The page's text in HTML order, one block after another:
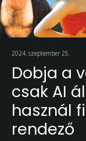
2024. szeptember 25.
Dobja a
csak AI
használ
rendező